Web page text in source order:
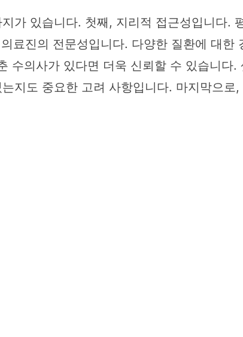
가 있습니다. 첫째, 지리적 접근성입니다.
료진의 전문성입니다. 다양한 질환에 대한
수의사가 있다면 더욱 신뢰할 수 있습니다
지도 중요한 고려 사항입니다. 마지막으로